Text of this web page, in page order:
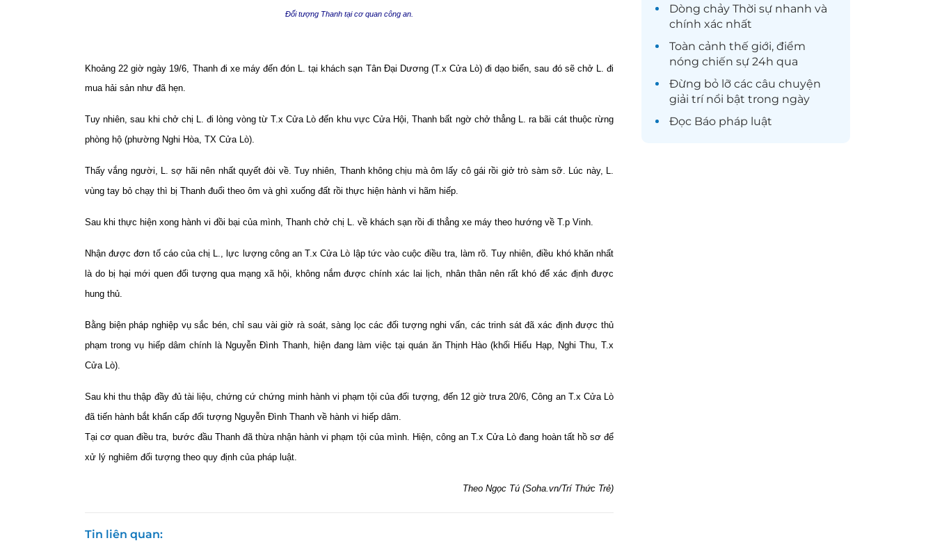
Đối tượng Thanh tại cơ quan công an.
Khoảng 22 giờ ngày 19/6, Thanh đi xe máy đến đón L. tại khách sạn Tân Đại Dương (T.x Cửa Lò) đi dạo biển, sau đó sẽ chở L. đi
mua hải sản như đã hẹn.
Tuy nhiên, sau khi chở chị L. đi lòng vòng từ T.x Cửa Lò đến khu vực Cửa Hội, Thanh bất ngờ chở thẳng L. ra bãi cát thuộc rừng
phòng hộ (phường Nghi Hòa, TX Cửa Lò).
Thấy vắng người, L. sợ hãi nên nhất quyết đòi về. Tuy nhiên, Thanh không chịu mà ôm lấy cô gái rồi giở trò sàm sỡ. Lúc này, L.
vùng tay bỏ chạy thì bị Thanh đuổi theo ôm và ghì xuống đất rồi thực hiện hành vi hãm hiếp.
Sau khi thực hiện xong hành vi đồi bại của mình, Thanh chở chị L. về khách sạn rồi đi thẳng xe máy theo hướng về T.p Vinh.
Nhận được đơn tố cáo của chị L., lực lượng công an T.x Cửa Lò lập tức vào cuộc điều tra, làm rõ. Tuy nhiên, điều khó khăn nhất
là do bị hại mới quen đối tượng qua mạng xã hội, không nắm được chính xác lai lịch, nhân thân nên rất khó để xác định được
hung thủ.
Bằng biện pháp nghiệp vụ sắc bén, chỉ sau vài giờ rà soát, sàng lọc các đối tượng nghi vấn, các trinh sát đã xác định được thủ
phạm trong vụ hiếp dâm chính là Nguyễn Đình Thanh, hiện đang làm việc tại quán ăn Thịnh Hào (khối Hiếu Hạp, Nghi Thu, T.x
Cửa Lò).
Sau khi thu thập đầy đủ tài liệu, chứng cứ chứng minh hành vi phạm tội của đối tượng, đến 12 giờ trưa 20/6, Công an T.x Cửa Lò
đã tiến hành bắt khẩn cấp đối tượng Nguyễn Đình Thanh về hành vi hiếp dâm.
Tại cơ quan điều tra, bước đầu Thanh đã thừa nhận hành vi phạm tội của mình. Hiện, công an T.x Cửa Lò đang hoàn tất hồ sơ để
xử lý nghiêm đối tượng theo quy định của pháp luật.
Theo Ngọc Tú (Soha.vn/Trí Thức Trẻ)
Tin liên quan
Dòng chảy Thời sự nhanh và
chính xác nhất
Toàn cảnh thế giới, điểm
nóng chiến sự 24h qua
Đừng bỏ lỡ các câu chuyện
giải trínổi bật trong ngày
Đọc Báo pháp luật